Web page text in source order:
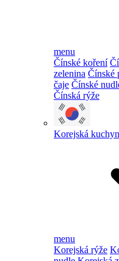
menu
Čínské koření
zelenina Čínské
čaje Čínské
Čínská rýže
Korejská
menu
Korejská rýže